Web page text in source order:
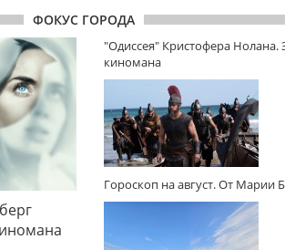
ФОКУС ГОРОДА
"Одиссея" Кристофера Нолана.
киномана
Гороскоп на август. От Марии